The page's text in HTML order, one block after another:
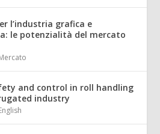
l’industria grafica e
le potenzialità del mercato
and control in roll handling
industry